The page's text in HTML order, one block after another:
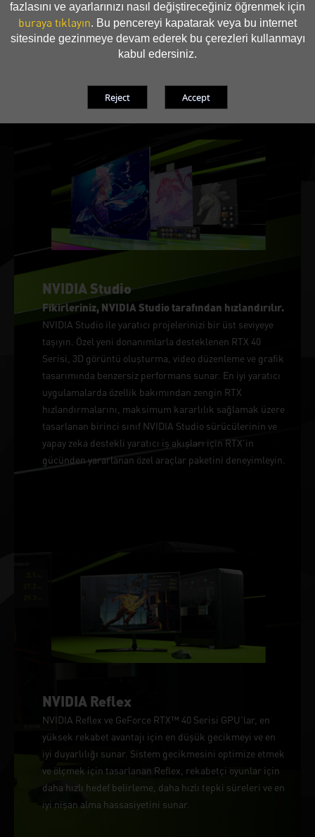
fazlasını ve ayarlarınızı nasıl değiştireceğiniz öğrenmek için
buraya tıklayın. Bu pencereyi kapatarak veya bu internet
sitesinde gezinmeye devam ederek bu çerezleri kullanmayı
kabul edersiniz.
A Studio araç paketinin içindeki bir 3D tasarım iş birliği
platformudur. Fikirlerinizi hızlı bir şekilde hayata geçire
bilmeniz adına iş akışlarını hızlandırmak ve uygulamalar
ı ve varlıkları birleştirmek için tasarlanmıştır.
NVIDIA Studio
Fikirleriniz, NVIDIA Studio tarafından hızlandırılır.
NVIDIA Studio ile yaratıcı projelerinizi bir üst seviyeye
taşıyın. Özel yeni donanımlarla desteklenen RTX 40
Serisi, 3D görüntü oluşturma, video düzenleme ve grafik
tasarımında benzersiz performans sunar. En iyi yaratıcı
uygulamalarda özellik bakımından zengin RTX
hızlandırmalarını, maksimum kararlılık sağlamak üzere
tasarlanan birinci sınıf NVIDIA Studio sürücülerinin ve
yapay zeka destekli yaratıcı iş akışları için RTX'in
gücünden yararlanan özel araçlar paketini deneyimleyin.
NVIDIA Reflex
NVIDIA Reflex ve GeForce RTX™ 40 Serisi GPU'lar, en
yüksek rekabet avantajı için en düşük gecikmeyi ve en
iyi duyarlılığı sunar. Sistem gecikmesini optimize etmek
ve ölçmek için tasarlanan Reflex, rekabetçi oyunlar için
daha hızlı hedef belirleme, daha hızlı tepki süreleri ve en
iyi nişan alma hassasiyetini sunar.